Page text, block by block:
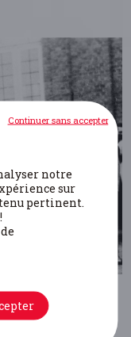
notre
sur
pertinent.
Continuer sans accepter